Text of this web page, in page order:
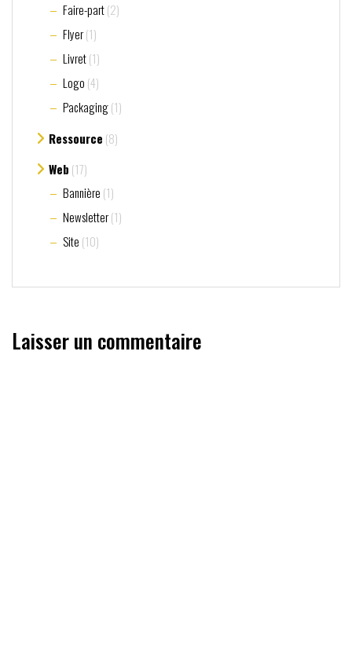
Faire-part(2)
Flyer(1)
Livret(1)
Logo (4)
Packaging(1)
Ressource (8)
Web (17)
Bannière (1)
Newsletter(1)
Site (10)
Laisser un commentaire